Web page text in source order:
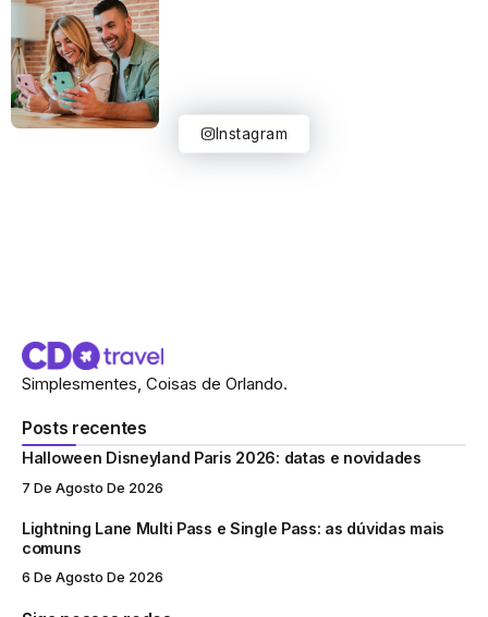
Instagram
Simplesmentes, Coisas de Orlando.
Posts recentes
Halloween Disneyland Paris 2026: datas e novidades
7 De Agosto De 2026
Lightning Lane Multi Pass e Single Pass: as dúvidas mais
comuns
6 De Agosto De 2026